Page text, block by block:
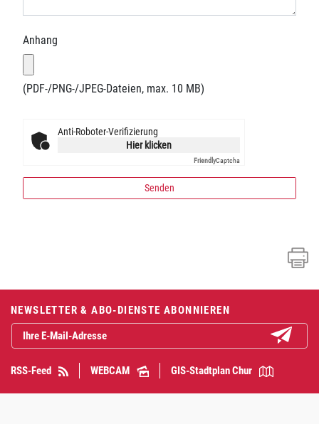
Anhang
(PDF-/PNG-/JPEG-Dateien, max. 10 MB)
Anti-Roboter-Verifizierung
Hier klicken
FriendlyCaptcha
Senden
Fusszeile
NEWSLETTER & ABO-DIENSTE ABONNIEREN
RSS-Feed WEBCAM GIS-Stadtplan Chur